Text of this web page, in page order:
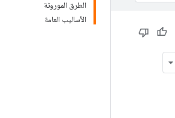
الطرق الموروثة
الأساليب العامة